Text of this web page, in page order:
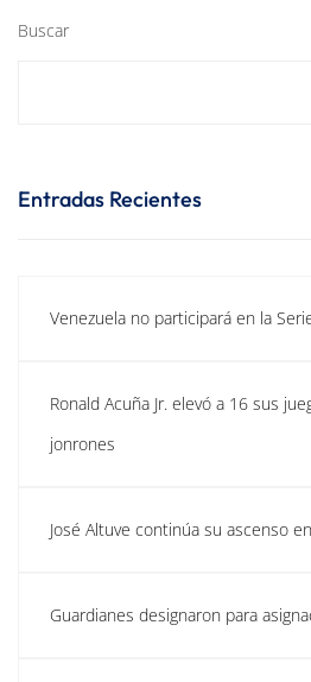
Buscar
Entradas Recientes
Venezuela no participará en la
Ronald Acuña Jr. elevó a 16 sus
jonrones
José Altuve continúa su ascenso
Guardianes designaron para